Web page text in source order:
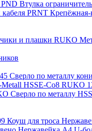
Втулка
PRNT Крепёжная-
и плашки RUKO
Сверло по металлу
HSSE-Co8 RUKO
Сверло по металлу
Коуш для троса